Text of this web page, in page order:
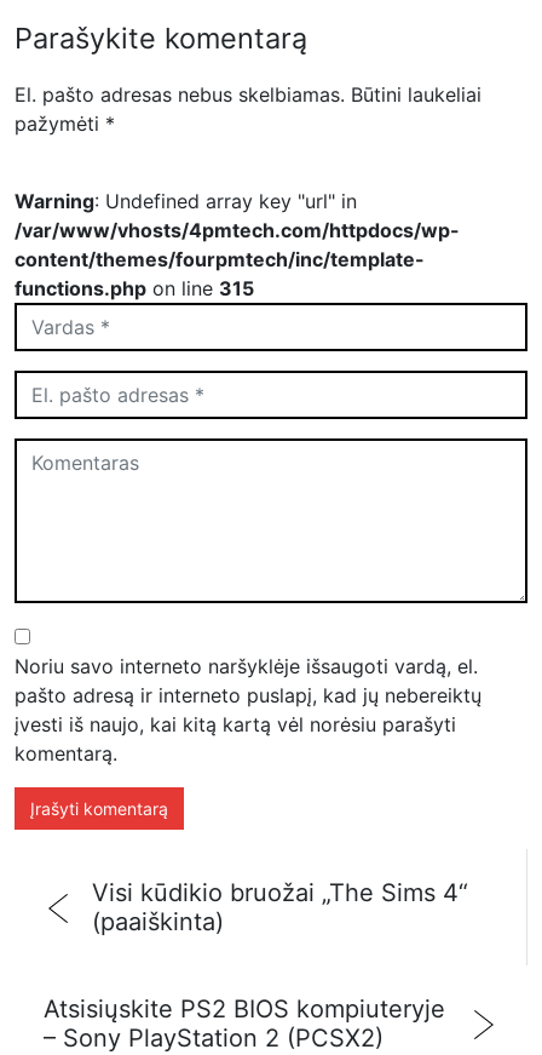
Parašykite komentarą
El. pašto adresas nebus skelbiamas. Būtini laukeliai
pažymėti *
Warning: Undefined array key "url" in
/var/www/vhosts/4pmtech.com/httpdocs/wp-
content/themes/fourpmtech/inc/template-
functions.php on line 315
Noriu savo interneto naršyklėje išsaugoti vardą, el.
pašto adresą ir interneto puslapį, kad jų nebereiktų
įvesti iš naujo, kai kitą kartą vėl norėsiu parašyti
komentarą.
Visi kūdikio bruožai „The Sims 4“
(paaiškinta)
Atsisiųskite PS2 BIOS kompiuteryje
– Sony PlayStation 2 (PCSX2)